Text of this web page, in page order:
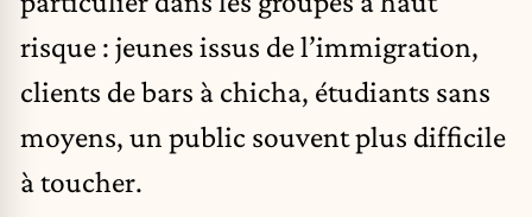
risque : jeunes issus de l’immigration,
clients de bars à chicha, étudiants sans
moyens, un public souvent plus difficile
à toucher.